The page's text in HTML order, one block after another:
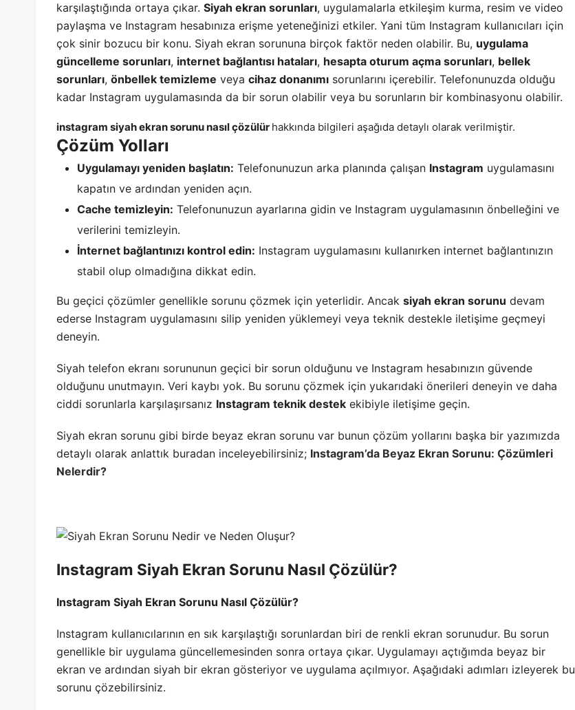
karşılaştığında ortaya çıkar. Siyah ekran sorunları, uygulamalarla etkileşim kurma, resim ve video
paylaşma ve Instagram hesabınıza erişme yeteneğinizi etkiler. Yani tüm Instagram kullanıcıları için
çok sinir bozucu bir konu. Siyah ekran sorununa birçok faktör neden olabilir. Bu, uygulama
güncelleme sorunları, internet bağlantısı hataları, hesapta oturum açma sorunları, bellek
sorunları, önbellek temizleme veya cihaz donanımı sorunlarını içerebilir. Telefonunuzda olduğu
kadar Instagram uygulamasında da bir sorun olabilir veya bu sorunların bir kombinasyonu olabilir.
instagram siyah ekran sorunu nasıl çözülür hakkında bilgileri aşağıda detaylı olarak verilmiştir.
Çözüm Yolları
Uygulamayı yeniden başlatın: Telefonunuzun arka planında çalışan Instagram uygulamasını
kapatın ve ardından yeniden açın.
Cache temizleyin: Telefonunuzun ayarlarına gidin ve Instagram uygulamasının önbelleğini ve
verilerini temizleyin.
İnternet bağlantınızı kontrol edin: Instagram uygulamasını kullanırken internet bağlantınızın
stabil olup olmadığına dikkat edin.
Bu geçici çözümler genellikle sorunu çözmek için yeterlidir. Ancak siyah ekran sorunu devam
ederse Instagram uygulamasını silip yeniden yüklemeyi veya teknik destekle iletişime geçmeyi
deneyin.
Siyah telefon ekranı sorununun geçici bir sorun olduğunu ve Instagram hesabınızın güvende
olduğunu unutmayın. Veri kaybı yok. Bu sorunu çözmek için yukarıdaki önerileri deneyin ve daha
ciddi sorunlarla karşılaşırsanız Instagram teknik destek ekibiyle iletişime geçin.
Siyah ekran sorunu gibi birde beyaz ekran sorunu var bunun çözüm yollarını başka bir yazımızda
detaylı olarak anlattık buradan inceleyebilirsiniz; Instagram’da Beyaz Ekran Sorunu: Çözümleri
Nelerdir?
Instagram Siyah Ekran Sorunu Nasıl Çözülür?
Instagram Siyah Ekran Sorunu Nasıl Çözülür?
Instagram kullanıcılarının en sık karşılaştığı sorunlardan biri de renkli ekran sorunudur. Bu sorun
genellikle bir uygulama güncellemesinden sonra ortaya çıkar. Uygulamayı açtığımda beyaz bir
ekran ve ardından siyah bir ekran gösteriyor ve uygulama açılmıyor. Aşağıdaki adımları izleyerek bu
sorunu çözebilirsiniz.